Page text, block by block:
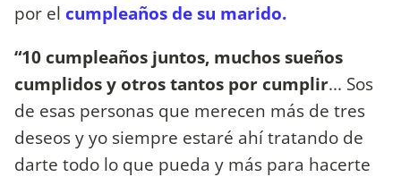
por el cumpleaños de su marido.
“10 cumpleaños juntos, muchos sueños
cumplidos y otros tantos por cumplir... Sos
de esas personas que merecen más de tres
deseos y yo siempre estaré ahí tratando de
darte todo lo que pueda y más para hacerte